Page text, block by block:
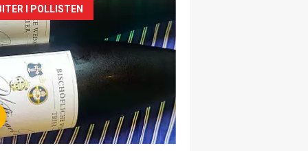
I POLLISTEN